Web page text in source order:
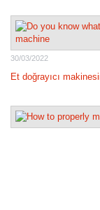
30/03/2022
Et doğrayıcı